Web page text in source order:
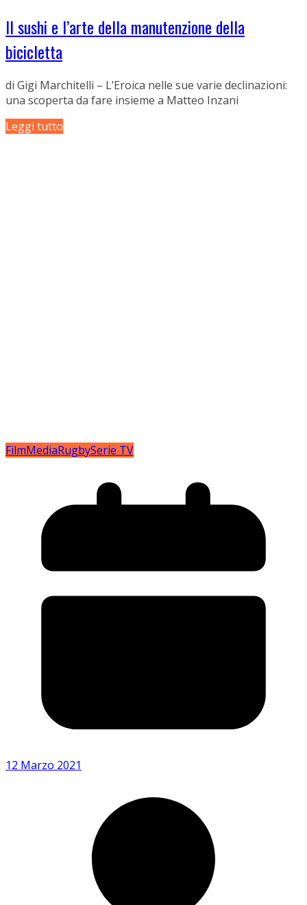
Il sushi e l’arte della manutenzione della
bicicletta
di Gigi Marchitelli – L’Eroica nelle sue varie declinazioni:
una scoperta da fare insieme a Matteo Inzani
Leggi tutto
FilmMediaRugbySerie TV
12 Marzo 2021